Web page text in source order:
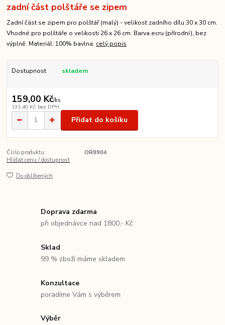
zadní část polštáře se zipem
Zadní část se zipem pro polštář (malý) - velikost zadního dílu 30 x 30 cm.
Vhodné pro polštáře o velikosti 26 x 26 cm. Barva ecru (přírodní), bez
výplně. Materiál: 100% bavlna. celý popis
Dostupnost skladem
159,00 Kč/ks
131,40 Kč bez DPH
Přidat do košíku
Číslo produktu:
OR9904
Hlídat cenu / dostupnost
Do oblíbených
Doprava zdarma
při objednávce nad 1800,- Kč
Sklad
99 % zboží máme skladem
Konzultace
poradíme Vám s výběrem
Výběr